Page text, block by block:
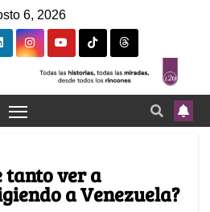
6, 2026
tanto ver a
a Venezuela?